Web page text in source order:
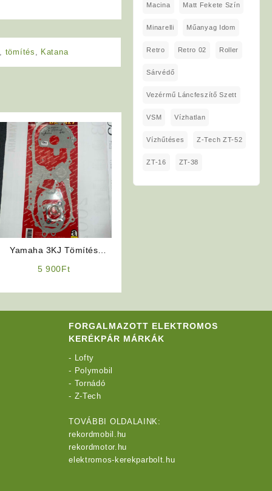
, tömítés , Katana
Yamaha 3KJ Tömítés
5 900Ft
Macina Matt Fekete Szín
Minarelli Műanyag Idom
Retro Retro 02 Roller
Sárvédő
Vezérmű Láncfeszítő Szett
VSM Vízhatlan
Vízhűtéses Z-Tech ZT-52
ZT-16 ZT-38
FORGALMAZOTT ELEKTROMOS
KERÉKPÁR MÁRKÁK
- Lofty
- Polymobil
- Tornádó
- Z-Tech
TOVÁBBI OLDALAINK:
rekordmobil.hu
rekordmotor.hu
elektromos-kerekparbolt.hu